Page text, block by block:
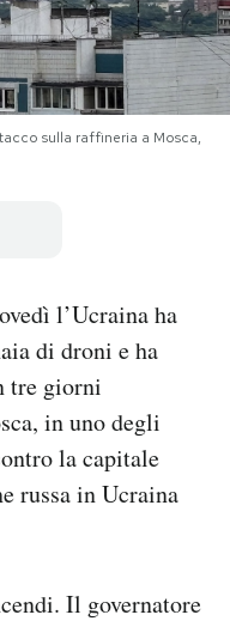
sulla raffineria a Mosca,
l’Ucraina ha
di droni e ha
tre giorni
in uno degli
la capitale
russa in Ucraina
Il governatore